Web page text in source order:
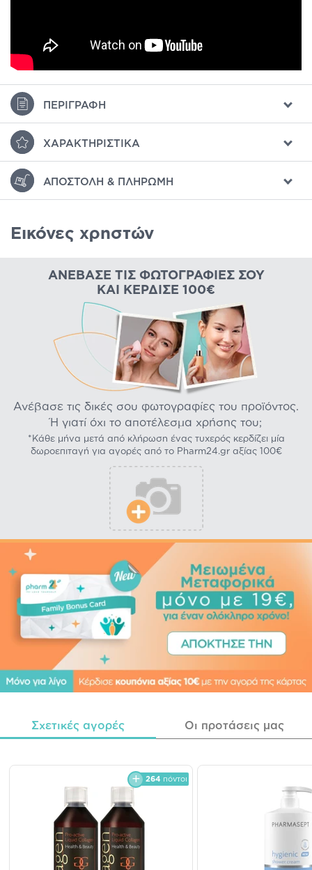
ΠΕΡΙΓΡΑΦΉ
ΧΑΡΑΚΤΗΡΙΣΤΙΚΆ
ΑΠΟΣΤΟΛΉ & ΠΛΗΡΩΜΉ
Εικόνες χρηστών
ΑΝΈΒΑΣΕ ΤΙΣ ΦΩΤΟΓΡΑΦΊΕΣ ΣΟΥ
ΚΑΙ ΚΈΡΔΙΣΕ 100€
Ανέβασε τις δικές σου φωτογραφίες του προϊόντος.
Ή γιατί όχι το αποτέλεσμα χρήσης του;
*Κάθε μήνα μετά από κλήρωση ένας τυχερός κερδίζει μία
δωροεπιταγή για αγορές από το Pharm24.gr αξίας 100€
Σχετικές αγορές Οι προτάσεις μας
264 πόντοι